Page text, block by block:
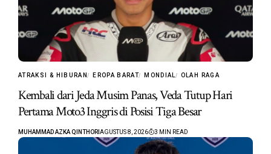
ATRAKSI & HIBURAN EROPA BARAT MONDIAL OLAH RAGA
Kembali dari Jeda Musim Panas, Veda Tutup Hari
Pertama Moto3 Inggris di Posisi Tiga Besar
MUHAMMAD AZKA QINTHORI AGUSTUS 8, 2026 3 MIN READ